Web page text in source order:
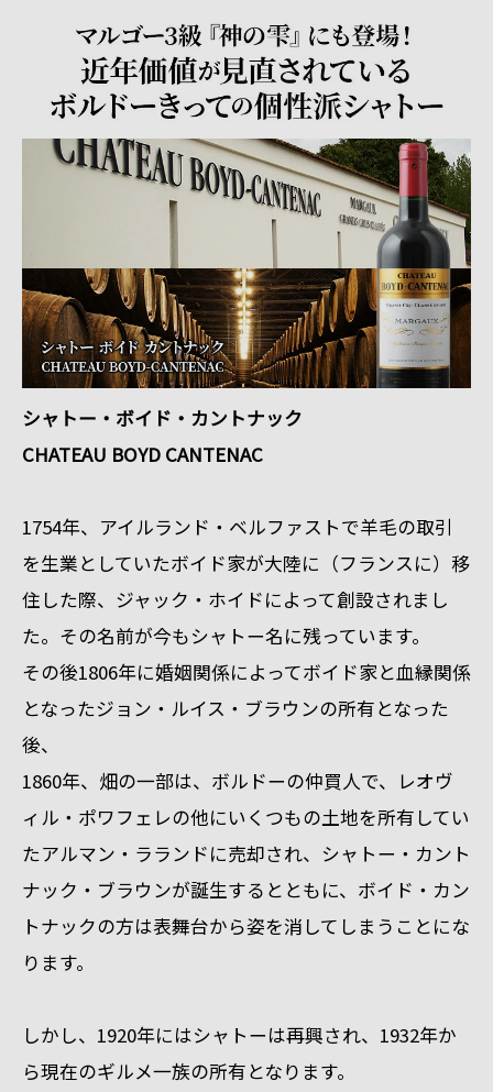
シャトー・ボイド・カントナック
CHATEAU BOYD CANTENAC
1754年、アイルランド・ベルファストで羊毛の取引
を生業としていたボイド家が大陸に（フランスに）移
住した際、ジャック・ホイドによって創設されまし
た。その名前が今もシャトー名に残っています。
その後1806年に婚姻関係によってボイド家と血縁関係
となったジョン・ルイス・ブラウンの所有となった
後、
1860年、畑の一部は、ボルドーの仲買人で、レオヴ
ィル・ポワフェレの他にいくつもの土地を所有してい
たアルマン・ラランドに売却され、シャトー・カント
ナック・ブラウンが誕生するとともに、ボイド・カン
トナックの方は表舞台から姿を消してしまうことにな
ります。
しかし、1920年にはシャトーは再興され、1932年か
ら現在のギルメ一族の所有となります。